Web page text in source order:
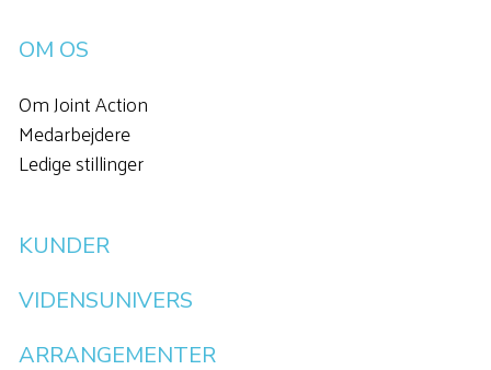
OM OS
Om Joint Action
Medarbejdere
Ledige stillinger
KUNDER
VIDENSUNIVERS
ARRANGEMENTER